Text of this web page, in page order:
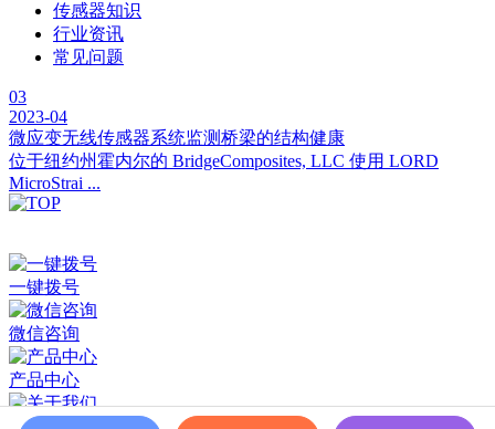
传感器知识
行业资讯
常见问题
03
2023-04
微应变无线传感器系统监测桥梁的结构健康
位于纽约州霍内尔的 BridgeComposites, LLC 使用 LORD
MicroStrai ...
一键拨号
微信咨询
产品中心